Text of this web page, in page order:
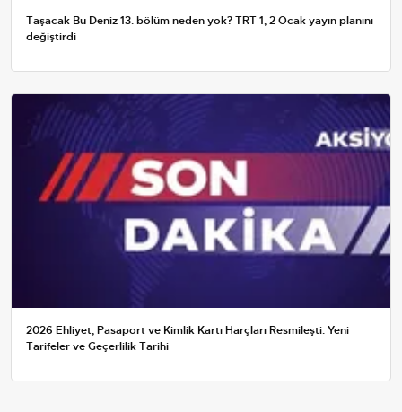
Taşacak Bu Deniz 13. bölüm neden yok? TRT 1, 2 Ocak yayın planını
değiştirdi
2026 Ehliyet, Pasaport ve Kimlik Kartı Harçları Resmileşti: Yeni
Tarifeler ve Geçerlilik Tarihi